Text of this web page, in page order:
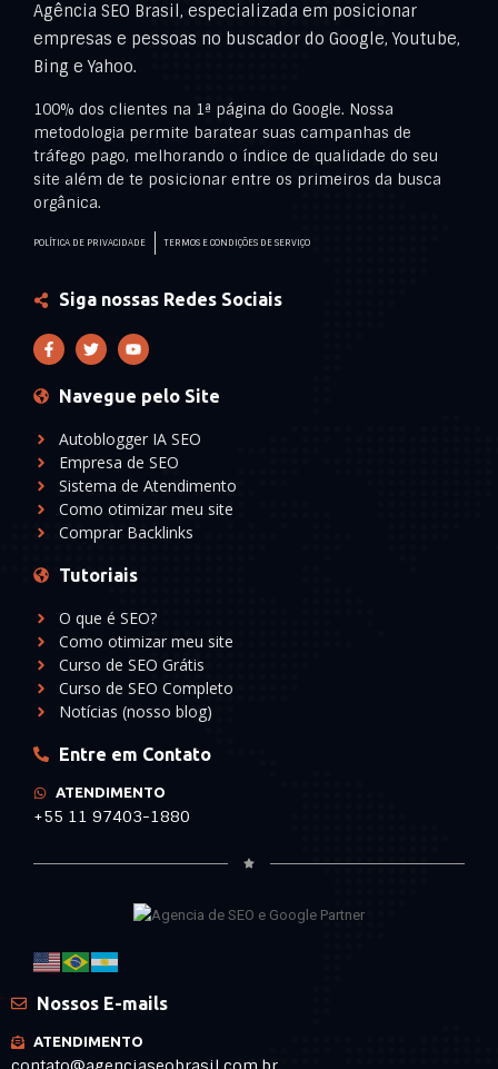
Agência SEO Brasil, especializada em posicionar
empresas e pessoas no buscador do Google, Youtube,
Bing e Yahoo.
100% dos clientes na 1ª página do Google. Nossa
metodologia permite baratear suas campanhas de
tráfego pago, melhorando o índice de qualidade do seu
site além de te posicionar entre os primeiros da busca
orgânica.
POLÍTICA DE PRIVACIDADE TERMOS E CONDIÇÕES DE SERVIÇO
Siga nossas Redes Sociais
Navegue pelo Site
Autoblogger IA SEO
Empresa de SEO
Sistema de Atendimento
Como otimizar meu site
Comprar Backlinks
Tutoriais
O que é SEO?
Como otimizar meu site
Curso de SEO Grátis
Curso de SEO Completo
Notícias (nosso blog)
Entre em Contato
ATENDIMENTO
+55 11 97403-1880
Nossos E-mails
ATENDIMENTO